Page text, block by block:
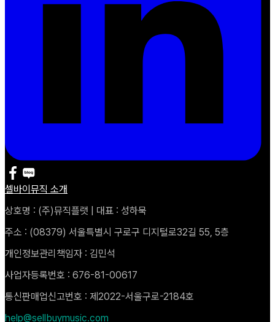
셀바이뮤직 소개
상호명 : (주)뮤직플랫 | 대표 : 성하묵
주소 : (08379) 서울특별시 구로구 디지털로32길 55, 5층
개인정보관리책임자 : 김민석
사업자등록번호 : 676-81-00617
통신판매업신고번호 : 제2022-서울구로-2184호
help@sellbuymusic.com